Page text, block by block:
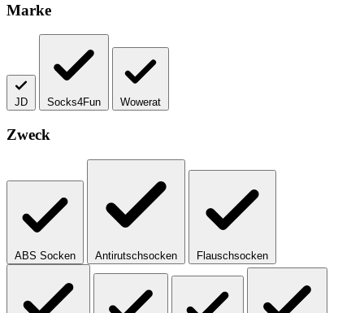
Marke
JD Socks4Fun Wowerat
Zweck
ABS Socken Antirutschsocken Flauschsocken